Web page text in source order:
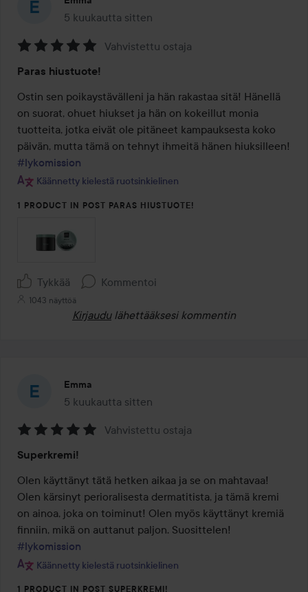
5 kuukautta sitten
Viesti luotiin 5 kuukautta sitten
5
/
5
Vahvistettu ostaja
Paras hiustuote!
Ostin sen poikaystävälleni ja hän rakastaa sitä! Hänellä
on suorat, ohuet hiukset ja hän on kokeillut monia
tuotteita, jotka eivät ole pitäneet kampauksesta koko
#lykomission
Käännetty kielestä ruotsinkielinen
1 PRODUCT IN POST PARAS HIUSTUOTE!
Tykkää Kommentoi
1043 näyttöä
Kirjaudu lähettääksesi kommentin
Emma
5 kuukautta sitten
Viesti luotiin 5 kuukautta sitten
5
/
5
Vahvistettu ostaja
Superkremi!
Olen käyttänyt tätä hetken aikaa ja se on mahtavaa!
Olen kärsinyt perioralisesta dermatitista, ja tämä kremi
on ainoa, joka on toiminut! Olen myös käyttänyt kremiä
#lykomission
Käännetty kielestä ruotsinkielinen
1 PRODUCT IN POST SUPERKREMI!